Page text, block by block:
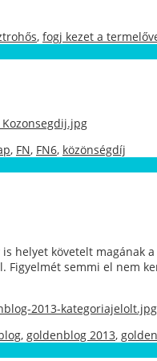
, fogj kezet a
, FN, FN6, közönségdíj
helyet követelt
semmi el nem
2013-kategoriajelolt.jpg
, goldenblog 2013,